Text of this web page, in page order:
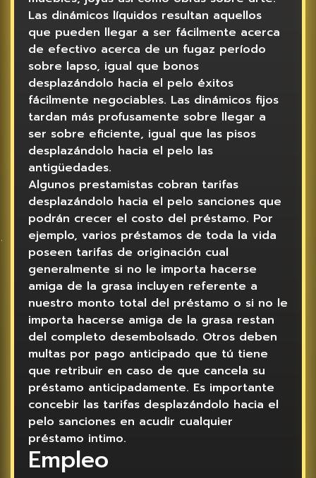
Las dinámicos líquidos resultan aquellos
que pueden llegar a ser fácilmente acerca
de efectivo acerca de un fugaz período
sobre lapso, igual que bonos
desplazándolo hacia el pelo éxitos
fácilmente negociables. Las dinámicos fijos
tardan más profusamente sobre llegar a
ser sobre eficiente, igual que las pisos
desplazándolo hacia el pelo las
antigüedades.
Algunos prestamistas cobran tarifas
desplazándolo hacia el pelo sanciones que
podrán crecer el costo del préstamo. Por
ejemplo, varios préstamos de toda la vida
poseen tarifas de originación cual
generalmente si no le importa hacerse
amiga de la grasa incluyen referente a
nuestro monto total del préstamo o si no le
importa hacerse amiga de la grasa restan
del completo desembolsado. Otros deben
multas por pago anticipado que tú tiene
que retribuir en caso de que cancela su
préstamo anticipadamente. Es importante
concebir las tarifas desplazándolo hacia el
pelo sanciones en acudir cualquier
préstamo intimo.
Empleo